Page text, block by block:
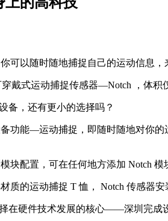
你可以随时随地捕捉自己的运动信息
戴式运动捕捉传感器—Notch ，体积
备，还有更小的选择吗？
功能—运动捕捉，即随时随地对你
块配置，可在任何地方添加 Notch 模
的运动捕捉 T 恤， Notch 传感器安
在硬件技术发展的核心——深圳完成